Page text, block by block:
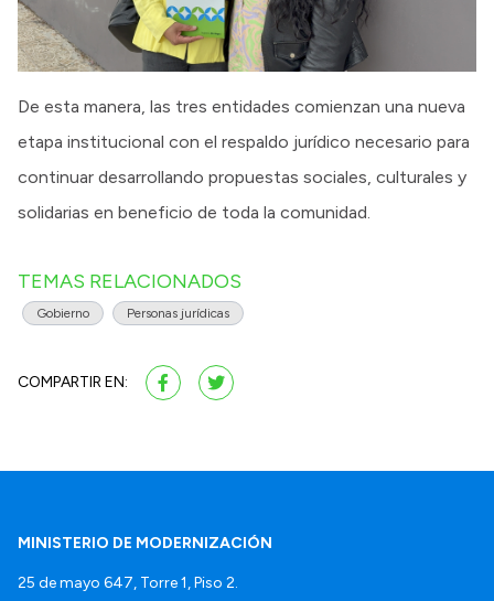
De esta manera, las tres entidades comienzan una nueva
etapa institucional con el respaldo jurídico necesario para
continuar desarrollando propuestas sociales, culturales y
solidarias en beneficio de toda la comunidad.
TEMAS RELACIONADOS
Gobierno Personas jurídicas
COMPARTIR EN:
MINISTERIO DE MODERNIZACIÓN
25 de mayo 647, Torre 1, Piso 2.